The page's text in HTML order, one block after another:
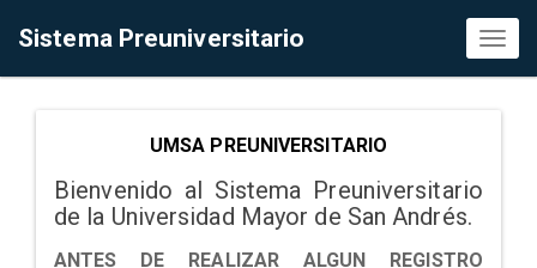
Sistema Preuniversitario
UMSA PREUNIVERSITARIO
Bienvenido al Sistema Preuniversitario
de la Universidad Mayor de San Andrés.
ANTES DE REALIZAR ALGUN REGISTRO